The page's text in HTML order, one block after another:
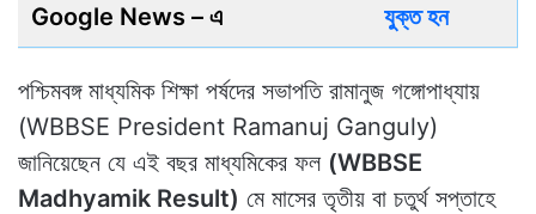
Google News – এ যুক্ত হন
পশ্চিমবঙ্গ মাধ্যমিক শিক্ষা পর্ষদের সভাপতি রামানুজ গঙ্গোপাধ্যায়
(WBBSE President Ramanuj Ganguly)
জানিয়েছেন যে এই বছর মাধ্যমিকের ফল (WBBSE
Madhyamik Result) মে মাসের তৃতীয় বা চতুর্থ সপ্তাহে